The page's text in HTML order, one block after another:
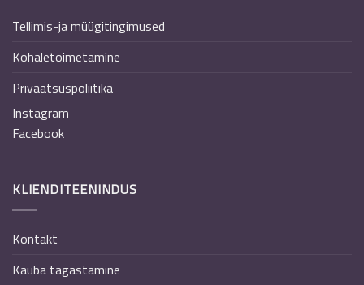
Tellimis-ja müügitingimused
Kohaletoimetamine
Privaatsuspoliitika
Instagram
Facebook
KLIENDITEENINDUS
Kontakt
Kauba tagastamine